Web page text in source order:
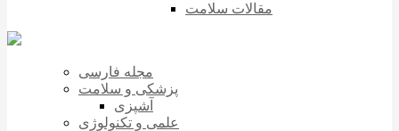
مقالات سلامت
مجله فارسی
پزشکی و سلامت
آشپزی
علمی و تکنولوژی